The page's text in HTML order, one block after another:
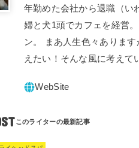
年勤めた会社から退職（い
婦と犬1頭でカフェを経営
ン。 まあ人生色々ありま
えたい！そんな風に考えて